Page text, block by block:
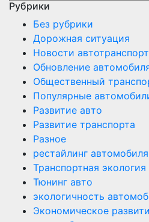
Рубрики
Без рубрики
Дорожная ситуация
Новости
Обновление
Общественный
Популярные
Развитие авто
Развитие транспорта
Разное
рестайлинг автомобиля
Транспортная экология
Тюнинг авто
экологичность
Экономическое